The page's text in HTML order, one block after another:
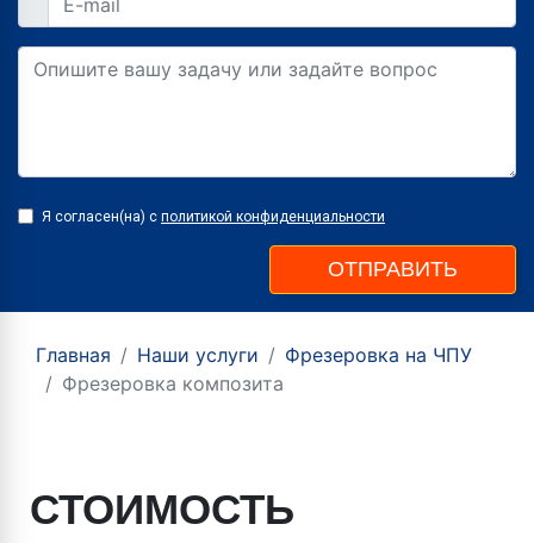
Я согласен(на) с политикой конфиденциальности
ОТПРАВИТЬ
Главная Наши услуги
Фрезеровка на ЧПУ
Фрезеровка композита
СТОИМОСТЬ